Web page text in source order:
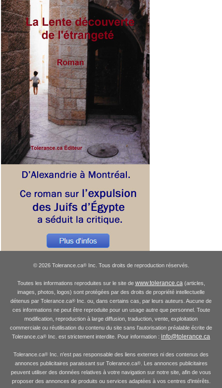
© 2026 Tolerance.ca®Inc. Tous droits de reproduction réservés.
Toutes les informations reproduites sur le site de www.tolerance.ca(articles,
images, photos, logos) sont protégées par des droits de propriété intellectuelle
détenus par Tolerance.ca® Inc. ou, dans certains cas, par leurs auteurs. Aucune de
ces informations ne peut être reproduite pour un usage autre que personnel. Toute
modification, reproduction à large diffusion, traduction, vente, exploitation
commerciale ou réutilisation du contenu du site sans l'autorisation préalable écrite de
Tolerance.ca® Inc. est strictement interdite. Pour information : info@tolerance.ca
Tolerance.ca® Inc. n'est pas responsable des liens externes ni des contenus des
annonces publicitaires paraissant sur Tolerance.ca®. Les annonces publicitaires
peuvent utiliser des données relatives à votre navigation sur notre site, afin de vous
proposer des annonces de produits ou services adaptées à vos centres d'intérêts.